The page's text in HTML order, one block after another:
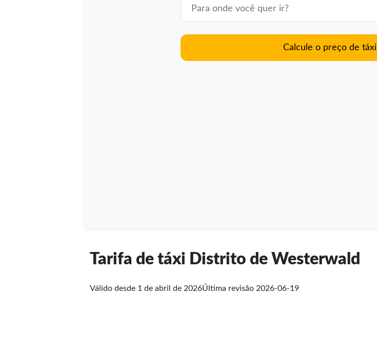
Calcule o preço de táxi
Tarifa de táxi Distrito de Westerwald
Válido desde 1 de abril de 2026Última revisão 2026-06-19